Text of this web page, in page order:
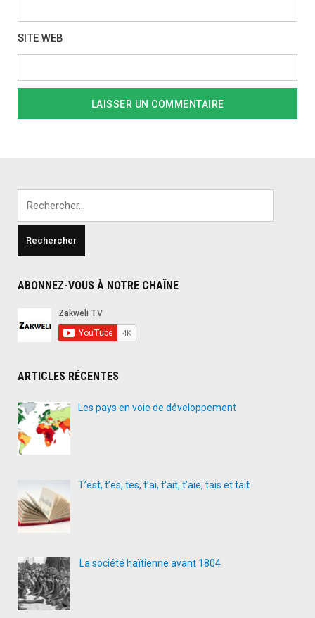
SITE WEB
ABONNEZ-VOUS À NOTRE CHAÎNE
ARTICLES RÉCENTES
Les pays en voie de développement
T’est, t’es, tes, t’ai, t’ait, t’aie, tais et tait
La société haïtienne avant 1804